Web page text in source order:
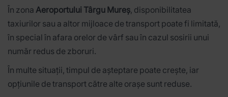
În zona Aeroportului Târgu Mureș, disponibilitatea
taxiurilor sau a altor mijloace de transport poate fi limitată,
în special în afara orelor de vârf sau în cazul sosirii unui
număr redus de zboruri.
În multe situații, timpul de așteptare poate crește, iar
opțiunile de transport către alte orașe sunt reduse.